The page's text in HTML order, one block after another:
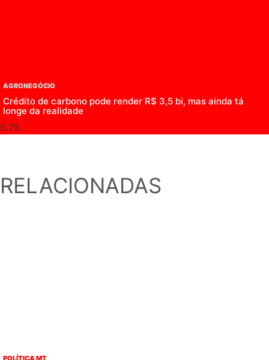
AGRONEGÓCIO
Crédito de carbono pode render R$ 3,5 bi, mas ainda tá
longe da realidade
RELACIONADAS
POLÍTICA MT